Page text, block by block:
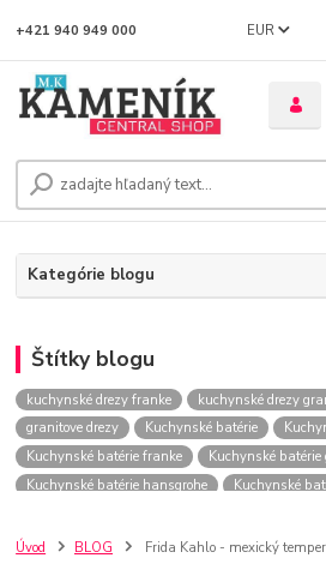
EUR
+421 940 949 000
Kategórie blogu
Štítky blogu
kuchynské drezy franke kuchynské drezy
granitove drezy
Kuchynské batérie
Kuchynské batérie franke
Kuchynské batérie
Kuchynské batérie hansgrohe
Kuchynské
kuchynské batérie sagittarius
kuchynské
Úvod BLOG Frida Kahlo - mexický